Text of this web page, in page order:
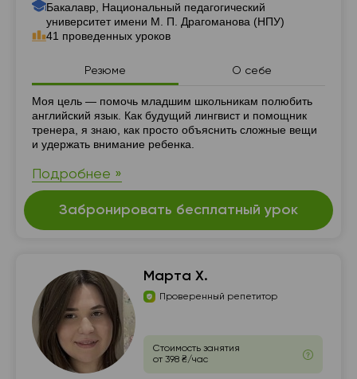
Бакалавр, Национальный педагогический
университет имени М. П. Драгоманова (НПУ)
41 проведенных уроков
Резюме О себе
Резюме
Моя цель — помочь младшим школьникам полюбить
английский язык. Как будущий лингвист и помощник
тренера, я знаю, как просто объяснить сложные вещи
и удержать внимание ребенка.
Подробнее »
Забронировать бесплатный урок
Марта Х.
Проверенный репетитор
Стоимость занятия
от 398 ₴/час